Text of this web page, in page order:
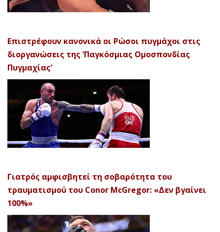
Επιστρέφουν κανονικά οι Ρώσοι πυγμάχοι στις
διοργανώσεις της ‘Παγκόσμιας Ομοσπονδίας
Πυγμαχίας’
Γιατρός αμφισβητεί τη σοβαρότητα του
τραυματισμού του Conor McGregor: «Δεν βγαίνει
100%»